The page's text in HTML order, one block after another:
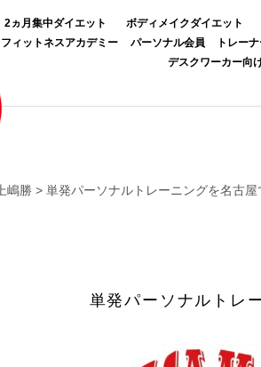
2ヵ月集中ダイエット ボディメイクダイエット
フィットネスアカデミー
パーソナル会員 トレー
デスクワーカー向
上嶋勝 > 単発パーソナルトレーニングを名古
単発パーソナルトレ